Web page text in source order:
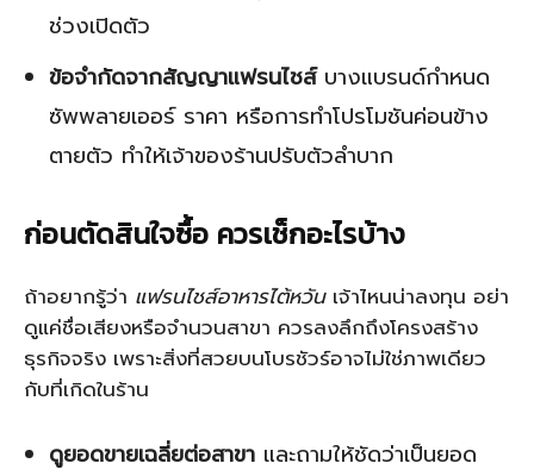
ช่วงเปิดตัว
ข้อจำกัดจากสัญญาแฟรนไชส์บางแบรนด์กำหนด
ซัพพลายเออร์ ราคา หรือการทำโปรโมชันค่อนข้าง
ตายตัว ทำให้เจ้าของร้านปรับตัวลำบาก
ก่อนตัดสินใจซื้อ ควรเช็กอะไรบ้าง
ถ้าอยากรู้ว่า แฟรนไชส์อาหารไต้หวันเจ้าไหนน่าลงทุน อย่า
ดูแค่ชื่อเสียงหรือจำนวนสาขา ควรลงลึกถึงโครงสร้าง
ธุรกิจจริง เพราะสิ่งที่สวยบนโบรชัวร์อาจไม่ใช่ภาพเดียว
กับที่เกิดในร้าน
ดูยอดขายเฉลี่ยต่อสาขา และถามให้ชัดว่าเป็นยอด